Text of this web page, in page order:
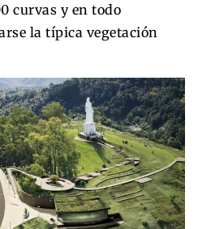
curvas y en todo
la típica vegetación